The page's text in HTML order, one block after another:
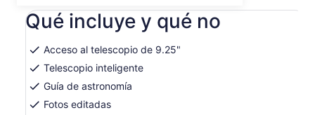
US$ 106.004.
por
adulto
en
Qué incluye y qué no
Acceso al telescopio de 9.25"
Telescopio inteligente
Guía de astronomía
Fotos editadas